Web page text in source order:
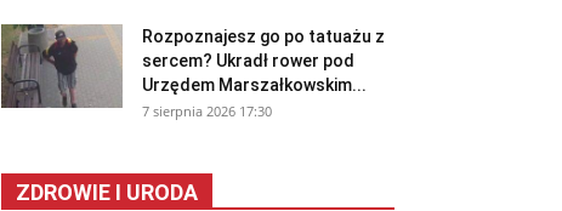
Rozpoznajesz go po tatuażu z
sercem? Ukradł rower pod
Urzędem Marszałkowskim...
7 sierpnia 2026 17:30
ZDROWIE I URODA